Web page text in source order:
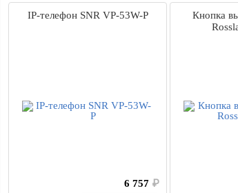
IP-телефон SNR VP-53W-P
6 757 ₽
Кнопка